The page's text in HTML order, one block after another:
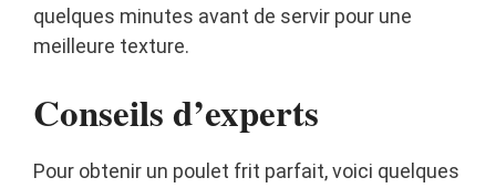
quelques minutes avant de servir pour une
meilleure texture.
Conseils d’experts
Pour obtenir un poulet frit parfait, voici quelques